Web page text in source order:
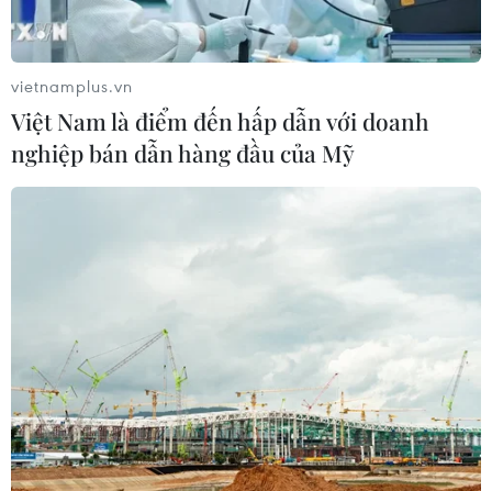
Nứt núi, Thanh Hóa sơ tán khẩn cấp
nhiều hộ dân
Cảnh báo lũ trên lưu vực sông Thao
điểm quốc gia hồ Ka Pét
07/08/2026 11:24
Indonesia nỗ lực khống chế cháy
vietnamplus.vn
Việt Nam là điểm đến hấp dẫn với doanh
nghiệp bán dẫn hàng đầu của Mỹ